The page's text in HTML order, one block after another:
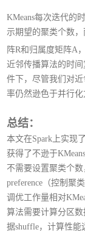
KMeans每次迭代的
示期望的聚类个数
阵R和归属度矩阵A
近邻传播算法的时
件下，尽管我们对
率仍然逊色于并行化
总结：
本文在Spark上实现
获得了不逊于
不需要设置聚类个
preference（控制聚
调优工作量相对
算法需要计算分区
据shuffle，计算性能